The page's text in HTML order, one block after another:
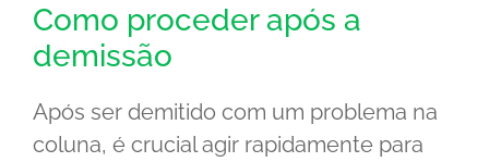
Como proceder após a
demissão
Após ser demitido com um problema na
coluna, é crucial agir rapidamente para